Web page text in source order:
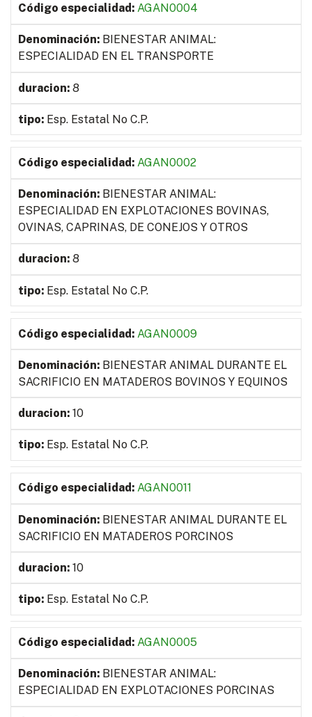
AGAN0004
BIENESTAR ANIMAL:
ESPECIALIDAD EN EL TRANSPORTE
8
Esp. Estatal No C.P.
AGAN0002
BIENESTAR ANIMAL:
ESPECIALIDAD EN EXPLOTACIONES BOVINAS,
OVINAS, CAPRINAS, DE CONEJOS Y OTROS
8
Esp. Estatal No C.P.
AGAN0009
BIENESTAR ANIMAL DURANTE EL
SACRIFICIO EN MATADEROS BOVINOS Y EQUINOS
10
Esp. Estatal No C.P.
AGAN0011
BIENESTAR ANIMAL DURANTE EL
SACRIFICIO EN MATADEROS PORCINOS
10
Esp. Estatal No C.P.
AGAN0005
BIENESTAR ANIMAL:
ESPECIALIDAD EN EXPLOTACIONES PORCINAS